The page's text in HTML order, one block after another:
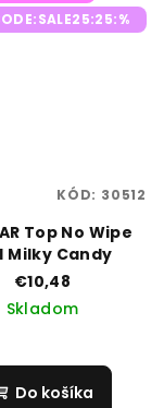
Top No Wipe
Milky Candy
€10,48
Skladom
Do košíka
KÓD: 30512